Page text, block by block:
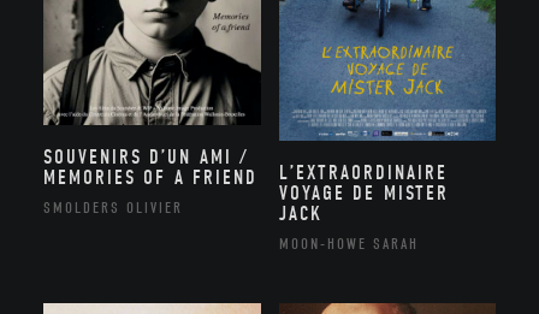
SOUVENIRS D’UN AMI /
MEMORIES OF A FRIEND
SMOLDERS OLIVIER
L’EXTRAORDINAIRE
VOYAGE DE MISTER
JACK
MOON-HOWE SARAH